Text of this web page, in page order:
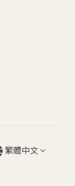
繁體中文